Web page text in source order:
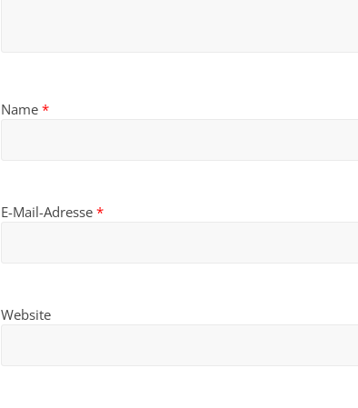
Name *
E-Mail-Adresse *
Website